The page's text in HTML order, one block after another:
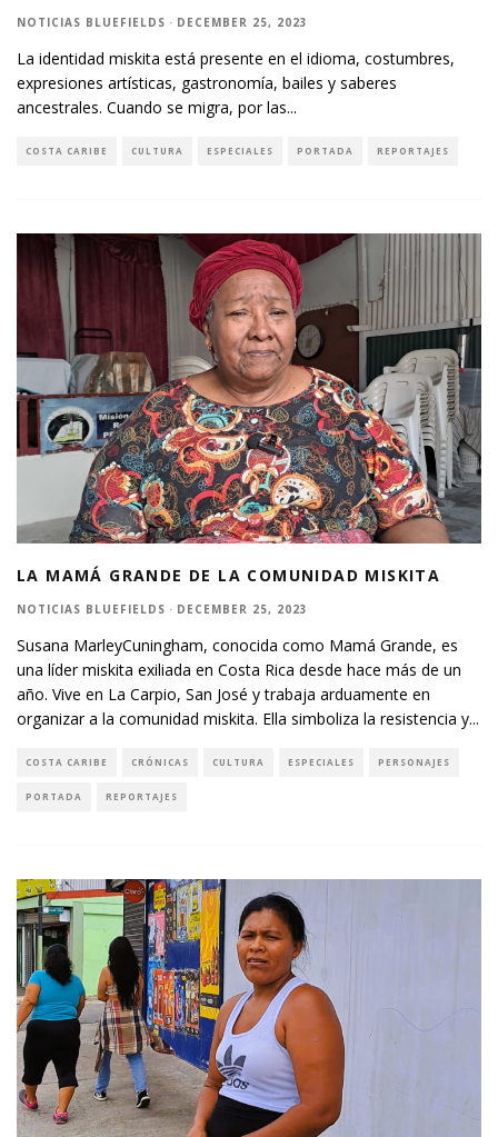
NOTICIAS BLUEFIELDS · DECEMBER 25, 2023
La identidad miskita está presente en el idioma, costumbres,
expresiones artísticas, gastronomía, bailes y saberes
ancestrales. Cuando se migra, por las...
COSTA CARIBE CULTURA ESPECIALES PORTADA REPORTAJES
LA MAMÁ GRANDE DE LA COMUNIDAD MISKITA
NOTICIAS BLUEFIELDS · DECEMBER 25, 2023
Susana MarleyCuningham, conocida como Mamá Grande, es
una líder miskita exiliada en Costa Rica desde hace más de un
año. Vive en La Carpio, San José y trabaja arduamente en
organizar a la comunidad miskita. Ella simboliza la resistencia y...
COSTA CARIBE CRÓNICAS CULTURA ESPECIALES PERSONAJES
PORTADA REPORTAJES